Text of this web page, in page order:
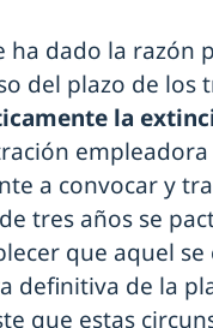
ha dado la razón
del plazo de los
la
a convocar y
tres años se
que aquel
definitiva de la
que estas